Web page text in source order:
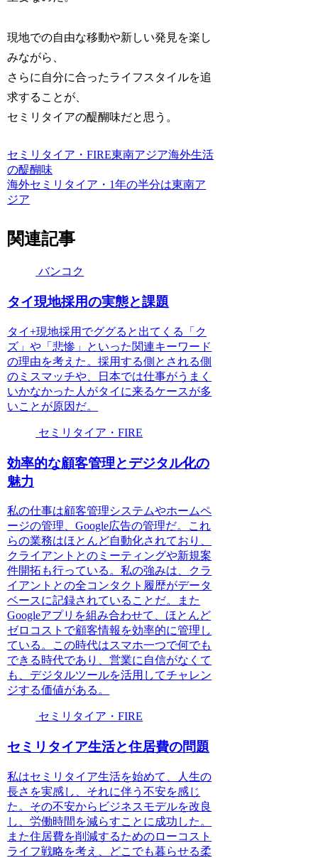
現地での自由な移動や新しい発見を楽し
みながら、
さらに自分に合ったライフスタイルを追
求することが、
セミリタイアの醍醐味だと思う。
セミリタイア・FIRE東南アジア海外生活
の醍醐味
海外セミリタイア・1年の半分は東南ア
ジア
関連記事
バンコク
タイ現地採用の実態と課題
タイ+現地採用でググると出てくる「ク
ズ」や「悲惨」といった関連キーワード
の理由を考えた。採用する側とされる側
のミスマッチや、日本では仕事がうまく
いかなかった人がタイに来るケースが多
いことが原因だ。
セミリタイア・FIRE
効率的な顧客管理とデジタル化の
魅力
私の仕事は顧客管理システムやホームペ
ージの管理、Google広告の管理だ。これ
らの業務はほとんど自動化されており、
クライアントとのミーティングや新規案
件開拓も行っている。私の強みは、クラ
イアントとの全コンタクト履歴がデータ
ベースに記録されていることだ。また
Googleアプリを組み合わせて、ほとんど
ゼロコストで顧客情報を効率的に管理し
ている。この時代はスマホ一つで何でも
できる時代であり、営業に自信がなくて
も、デジタルツールを活用してチャレン
ジする価値がある。
セミリタイア・FIRE
セミリタイア生活と住居費の問題
私はセミリタイア生活を始めて、人生の
長さを実感し、それに伴う不安を感じ
た。その不安からビジネスモデルを改良
し、労働時間を減らすことに成功した。
また住居費を削減するためのローコスト
ライフ戦略を考え、どこでも暮らせる柔